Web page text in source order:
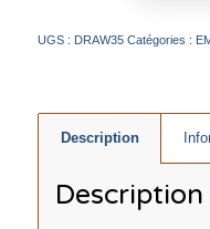
UGS : DRAW35 Catégories :
Description
Description